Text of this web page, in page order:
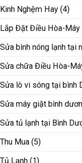
Kinh Nghệm Hay (4)
Lắp Đặt Điều Hòa-Máy
Sửa bình nóng lạnh tại
Sửa chữa Điều Hòa-
Sửa lò vi sóng tại bình
Sửa máy giặt bình
Sửa tủ lạnh tại Bình
Thu Mua (5)
Tủ Lạnh (1)